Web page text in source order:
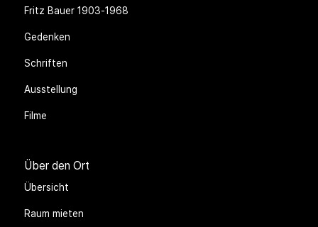
Fritz Bauer 1903-1968
Gedenken
Schriften
Ausstellung
Filme
Über den Ort
Übersicht
Raum mieten